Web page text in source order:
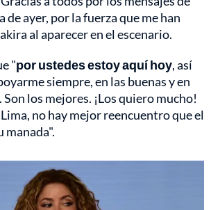
de ayer, por la fuerza que me han
al aparecer en el escenario.
"por ustedes estoy aquí hoy, así
siempre, en las buenas y en
Son los mejores. ¡Los quiero mucho!
no hay mejor reencuentro que el
manada".